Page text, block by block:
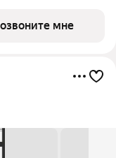
улиц и шумных
не
мне